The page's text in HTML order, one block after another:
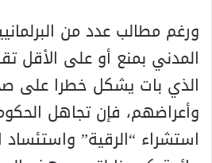
ورغم مطالب عدد من
المدني بمنع أو على الأقل
الذي بات يشكل خطرا على
وأعراضهم، فإن تجاهل
استشراء “الرقية” واستئساد